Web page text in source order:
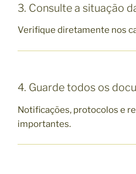
3. Consulte a situação
Verifique diretamente nos
4. Guarde todos os
Notificações, protocolos e
importantes.